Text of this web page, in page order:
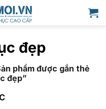
đẹp
phẩm được gắn thẻ
đẹp”